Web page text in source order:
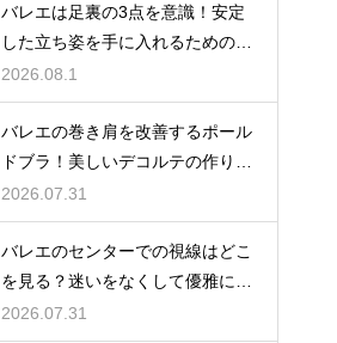
バレエは足裏の3点を意識！安定
した立ち姿を手に入れるための秘
訣
2026.08.1
バレエの巻き肩を改善するポール
ドブラ！美しいデコルテの作り方
とは
2026.07.31
バレエのセンターでの視線はどこ
を見る？迷いをなくして優雅に踊
る
2026.07.31